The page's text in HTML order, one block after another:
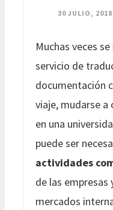
30 JULIO, 2018
Muchas veces
servicio de
documentación
viaje, mudarse
en una
puede ser
actividades
de las empresas
mercados